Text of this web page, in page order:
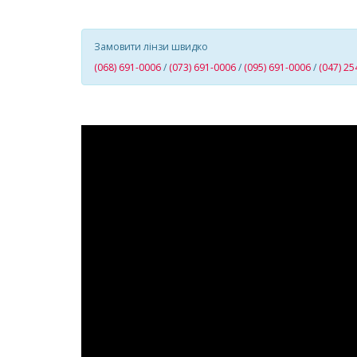
Замовити лінзи швидко
(068) 691-0006/ (073) 691-0006/ (095) 691-0006/ (047)